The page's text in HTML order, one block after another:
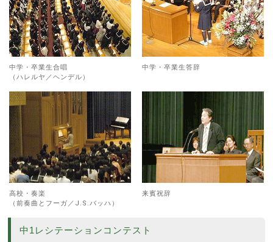
中学・卒業生合唱
（ハレルヤ／ヘンデル）
中学・卒業生答辞
高校・奏楽
（前奏曲とフーガ／J.S.バッハ）
来賓祝辞
中1レシテーションコンテスト